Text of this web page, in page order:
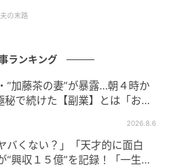
の末路
ランキング
“加藤茶の妻”が暴露…朝４時か
秘で続けた【副業】とは「お金
2026.8.6
バくない？」「天才的に面白
“興収１５億”を記録！「一生言